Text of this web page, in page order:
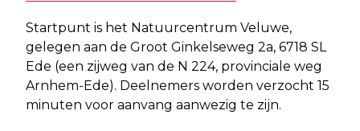
Startpunt is het Natuurcentrum Veluwe,
gelegen aan de Groot Ginkelseweg 2a, 6718 SL
Ede (een zijweg van de N 224, provinciale weg
Arnhem-Ede). Deelnemers worden verzocht 15
minuten voor aanvang aanwezig te zijn.